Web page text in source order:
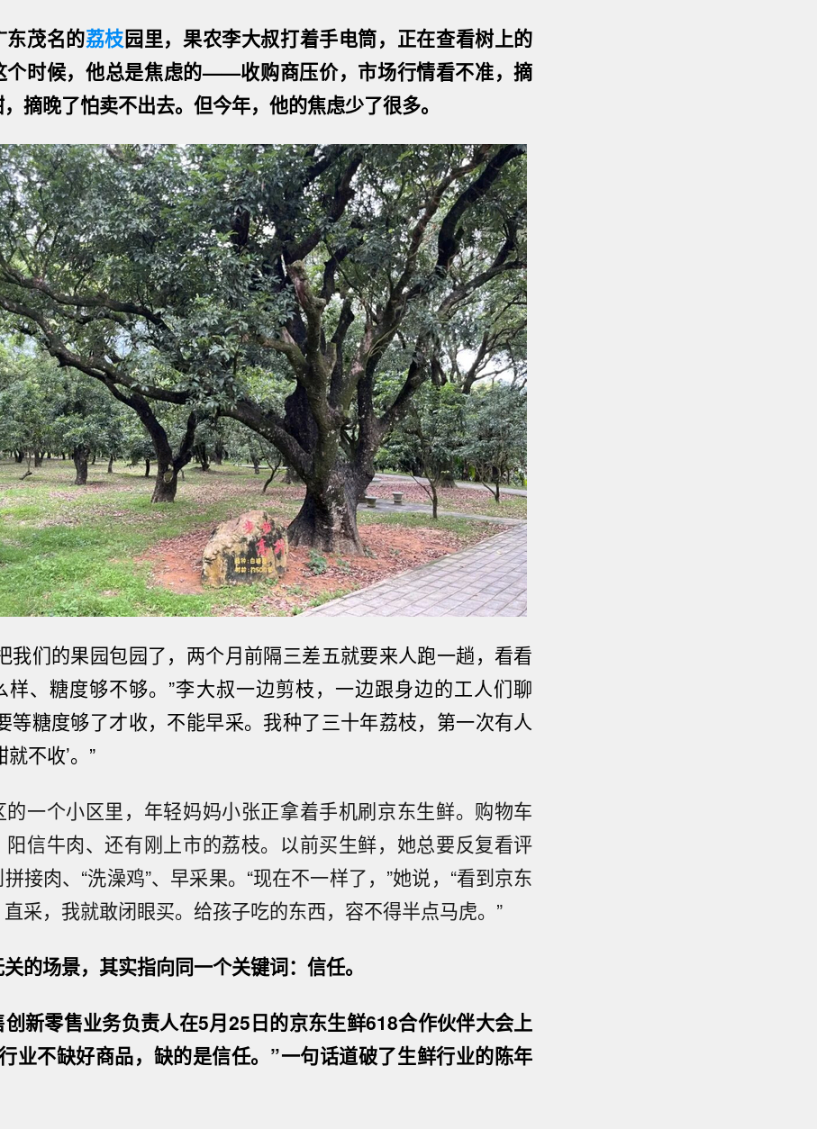
东茂名的荔枝园里，果农李大叔打着手电筒，正在查看树上的
个时候，他总是焦虑的——收购商压价，市场行情看不准，摘
摘晚了怕卖不出去。但今年，他的焦虑少了很多。
我们的果园包园了，两个月前隔三差五就要来人跑一趟，看看
样、糖度够不够。”李大叔一边剪枝，一边跟身边的工人们聊
等糖度够了才收，不能早采。我种了三十年荔枝，第一次有人
不收’。”
的一个小区里，年轻妈妈小张正拿着手机刷京东生鲜。购物车
阳信牛肉、还有刚上市的荔枝。以前买生鲜，她总要反复看评
接肉、“洗澡鸡”、早采果。“现在不一样了，”她说，“看到京东
采，我就敢闭眼买。给孩子吃的东西，容不得半点马虎。”
的场景，其实指向同一个关键词：信任。
新零售业务负责人在5月25日的京东生鲜618合作伙伴大会上
业不缺好商品，缺的是信任。”一句话道破了生鲜行业的陈年